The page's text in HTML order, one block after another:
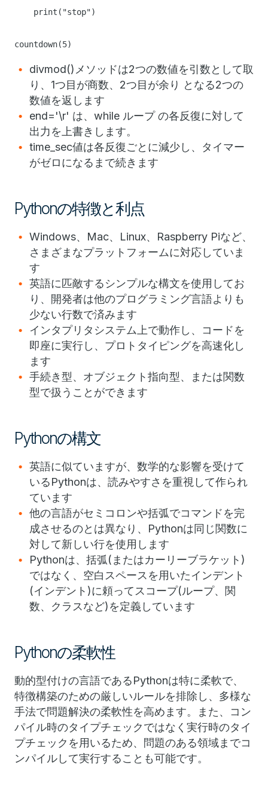
print("stop")
countdown(5)
divmod()メソッドは2つの数値を引数として取
り、1つ目が商数、2つ目が余り となる2つの
数値を返します
end='\r' は、while ループ の各反復に対して
出力を上書きします。
time_sec値は各反復ごとに減少し、タイマー
がゼロになるまで続きます
Pythonの特徴と利点
Windows、Mac、Linux、Raspberry Piなど、
さまざまなプラットフォームに対応していま
す
英語に匹敵するシンプルな構文を使用してお
り、開発者は他のプログラミング言語よりも
少ない行数で済みます
インタプリタシステム上で動作し、コードを
即座に実行し、プロトタイピングを高速化し
ます
手続き型、オブジェクト指向型、または関数
型で扱うことができます
Pythonの構文
英語に似ていますが、数学的な影響を受けて
いるPythonは、読みやすさを重視して作られ
ています
他の言語がセミコロンや括弧でコマンドを完
成させるのとは異なり、Pythonは同じ関数に
対して新しい行を使用します
Pythonは、括弧(またはカーリーブラケット)
ではなく、空白スペースを用いたインデント
(インデント)に頼ってスコープ(ループ、関
数、クラスなど)を定義しています
Pythonの柔軟性
動的型付けの言語であるPythonは特に柔軟で、
特徴構築のための厳しいルールを排除し、多様な
手法で問題解決の柔軟性を高めます。また、コン
パイル時のタイプチェックではなく実行時のタイ
プチェックを用いるため、問題のある領域までコ
ンパイルして実行することも可能です。